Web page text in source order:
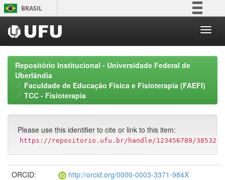
Skip
navigation
BRASIL
Participe
Acesso à informação
Legislação
Repositório Institucional - Universidade Federal de
Uberlândia
Faculdade de Educação Física e Fisioterapia (FAEFI)
TCC - Fisioterapia
Please use this identifier to cite or link to this item:
https://repositorio.ufu.br/handle/123456789/38532
ORCID:
http://orcid.org/0000-0003-3371-984X